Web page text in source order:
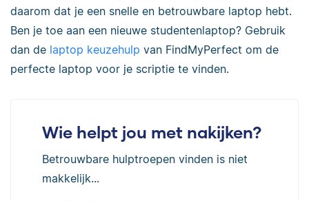
daarom dat je een snelle en betrouwbare laptop hebt.
Ben je toe aan een nieuwe studentenlaptop? Gebruik
dan de laptop keuzehulp van FindMyPerfect om de
perfecte laptop voor je scriptie te vinden.
Wie helpt jou met nakijken?
Betrouwbare hulptroepen vinden is niet
makkelijk...